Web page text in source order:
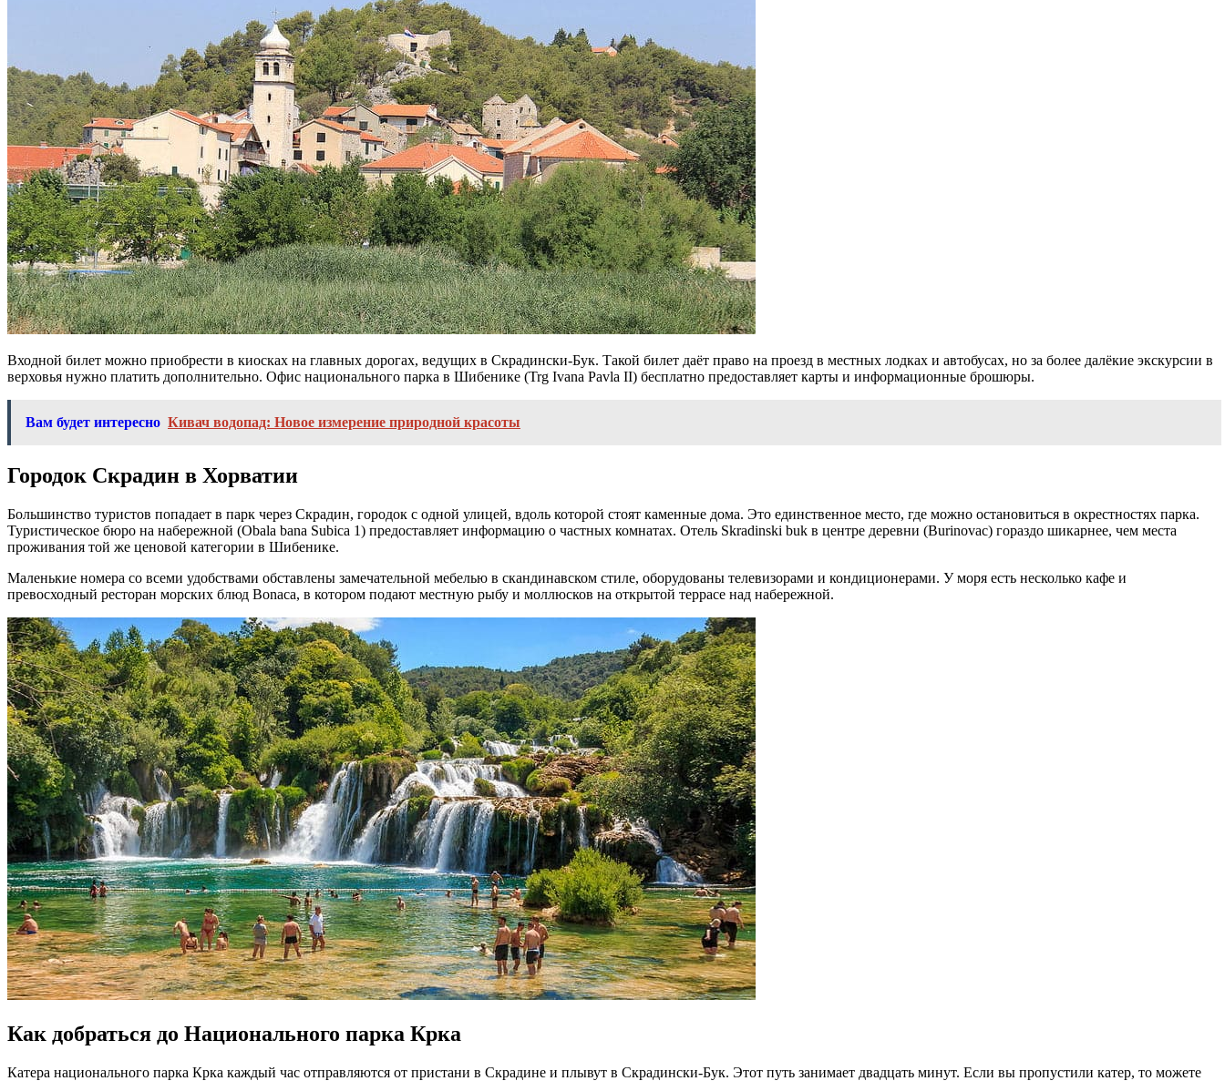
Входной билет можно приобрести в киосках на главных дорогах, ведущих в Скрадински-Бук. Такой билет даёт право на проезд в местных лодках и автобусах, но за более далёкие экскурсии в
верховья нужно платить дополнительно. Офис национального парка в Шибенике (Trg Ivana Pavla II) бесплатно предоставляет карты и информационные брошюры.
Вам будет интересно Кивач водопад: Новое измерение природной красоты
Городок Скрадин в Хорватии
Большинство туристов попадает в парк через Скрадин, городок с одной улицей, вдоль которой стоят каменные дома. Это единственное место, где можно остановиться в окрестностях парка.
Туристическое бюро на набережной (Obala bana Subica 1) предоставляет информацию о частных комнатах. Отель Skradinski buk в центре деревни (Burinovac) гораздо шикарнее, чем места
проживания той же ценовой категории в Шибенике.
Маленькие номера со всеми удобствами обставлены замечательной мебелью в скандинавском стиле, оборудованы телевизорами и кондиционерами. У моря есть несколько кафе и
превосходный ресторан морских блюд Bonaca, в котором подают местную рыбу и моллюсков на открытой террасе над набережной.
Как добраться до Национального парка Крка
Катера национального парка Крка каждый час отправляются от пристани в Скрадине и плывут в Скрадински-Бук. Этот путь занимает двадцать минут. Если вы пропустили катер, то можете